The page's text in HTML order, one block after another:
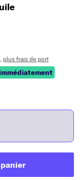
plus frais de port